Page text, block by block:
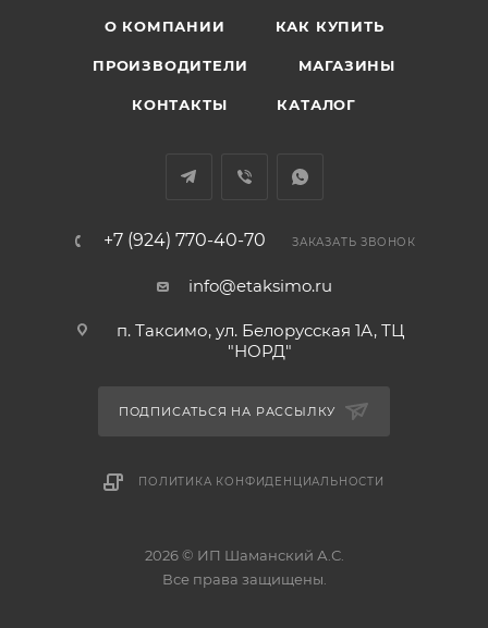
О КОМПАНИИ КАК КУПИТЬ
ПРОИЗВОДИТЕЛИ МАГАЗИНЫ
КОНТАКТЫ КАТАЛОГ
+7 (924) 770-40-70 ЗАКАЗАТЬ ЗВОНОК
info@etaksimo.ru
п. Таксимо, ул. Белорусская 1А, ТЦ
"НОРД"
ПОДПИСАТЬСЯ НА РАССЫЛКУ
ПОЛИТИКА КОНФИДЕНЦИАЛЬНОСТИ
2026 © ИП Шаманский А.С.
Все права защищены.